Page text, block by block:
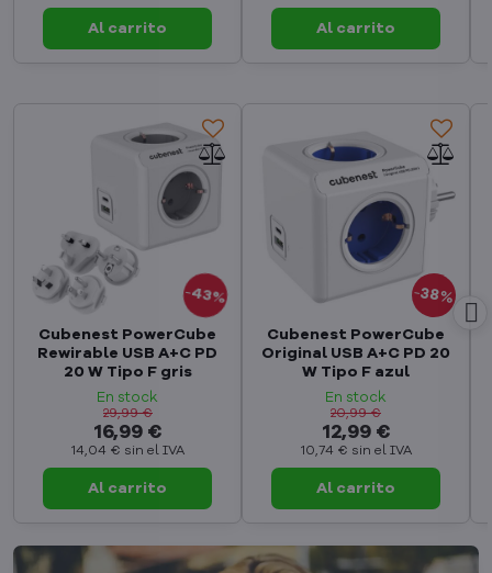
Al carrito Al carrito
43%
Cubenest PowerCube
Rewirable USB A+C PD
20 W Tipo F gris
En stock
16,99 €
14,04 € sin el IVA
29,99 €
Al carrito
38%
Cubenest PowerCube
Original USB A+C PD 20
W Tipo F azul
En stock
12,99 €
10,74 € sin el IVA
20,99 €
Al carrito